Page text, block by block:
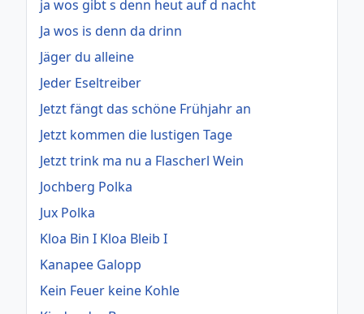
ja wos gibt s denn heut auf d nacht
Ja wos is denn da drinn
Jäger du alleine
Jeder Eseltreiber
Jetzt fängt das schöne Frühjahr an
Jetzt kommen die lustigen Tage
Jetzt trink ma nu a Flascherl Wein
Jochberg Polka
Jux Polka
Kloa Bin I Kloa Bleib I
Kanapee Galopp
Kein Feuer keine Kohle